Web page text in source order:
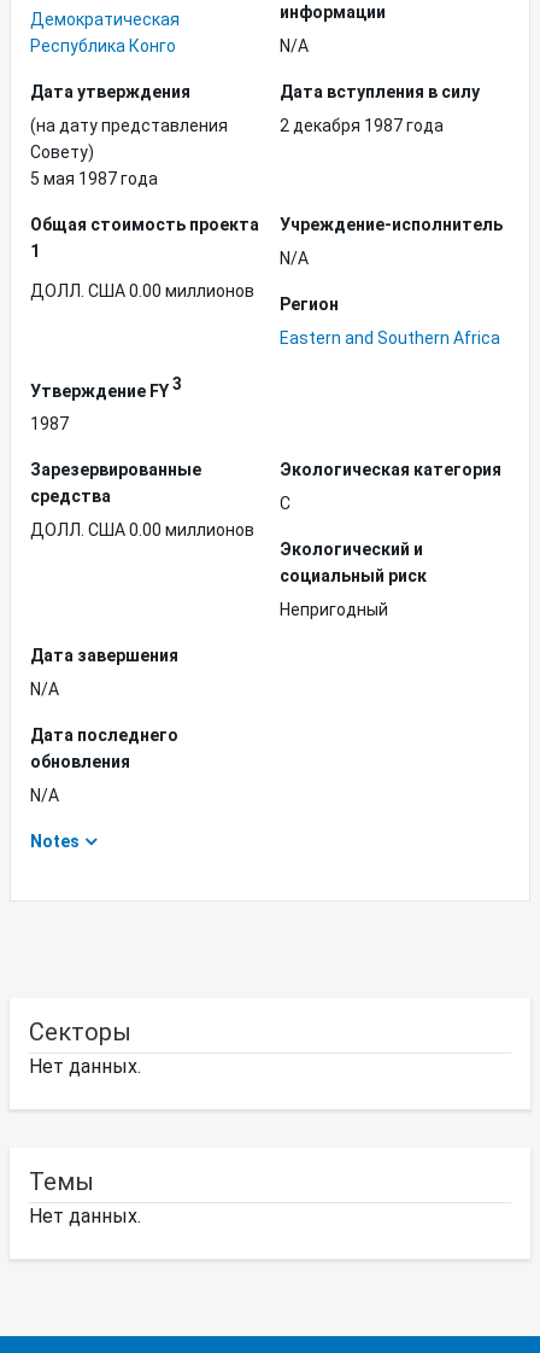
Демократическая
Республика Конго
информации
N/A
Дата утверждения
(на дату представления
Совету)
5 мая 1987 года
Дата вступления в силу
2 декабря 1987 года
Общая стоимость проекта
1
ДОЛЛ. США 0.00 миллионов
Учреждение-исполнитель
N/A
Регион
Eastern and Southern Africa
Утверждение FY3
1987
Зарезервированные
средства
ДОЛЛ. США 0.00 миллионов
Экологическая категория
C
Экологический и
социальный риск
Непригодный
Дата завершения
N/A
Дата последнего
обновления
N/A
Notes
Секторы
Нет данных.
Темы
Нет данных.